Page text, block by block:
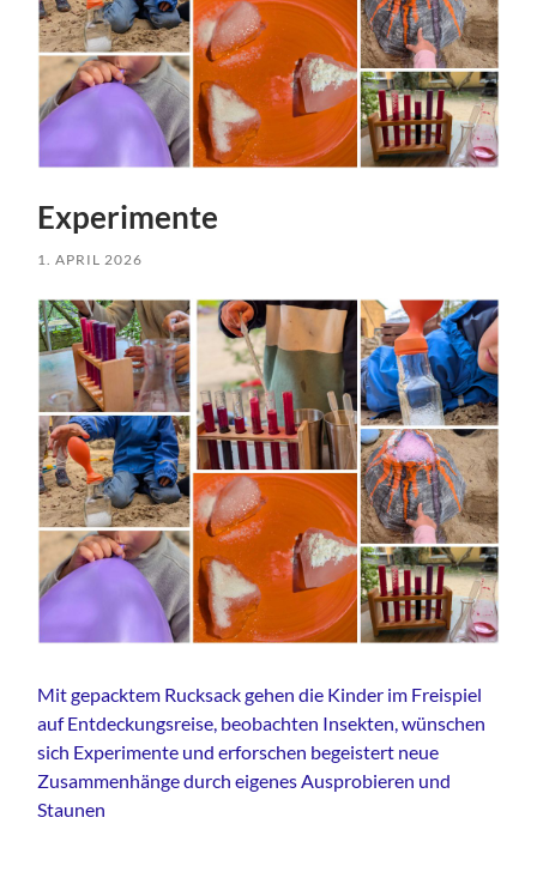
Experimente
1. APRIL 2026
Mit gepacktem Rucksack gehen die Kinder im Freispiel
auf Entdeckungsreise, beobachten Insekten, wünschen
sich Experimente und erforschen begeistert neue
Zusammenhänge durch eigenes Ausprobieren und
Staunen